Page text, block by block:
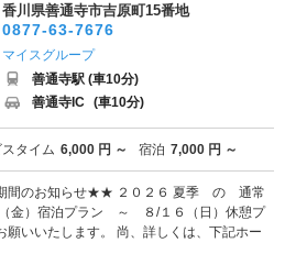
香川県善通寺市吉原町15番地
0877-63-7676
マイスグループ
善通寺駅 (車10分)
善通寺IC (車10分)
タイム 6,000 円 ～ 宿泊 7,000 円 ～
のお知らせ★★ ２０２６ 夏季 の 通常
金）宿泊プラン ～ ８/１６（日）休憩プ
願いいたします。 尚、詳しくは、下記ホー